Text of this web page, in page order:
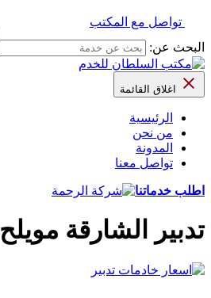
تواصل مع المكتب
البحث عن:
اغلاق القائمة
الرئيسية
من نحن
المدونة
تواصل معنا
اطلب خدماتنا
تدبير الشارقة مويلح